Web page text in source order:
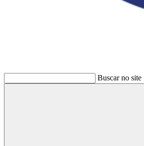
Buscar no site